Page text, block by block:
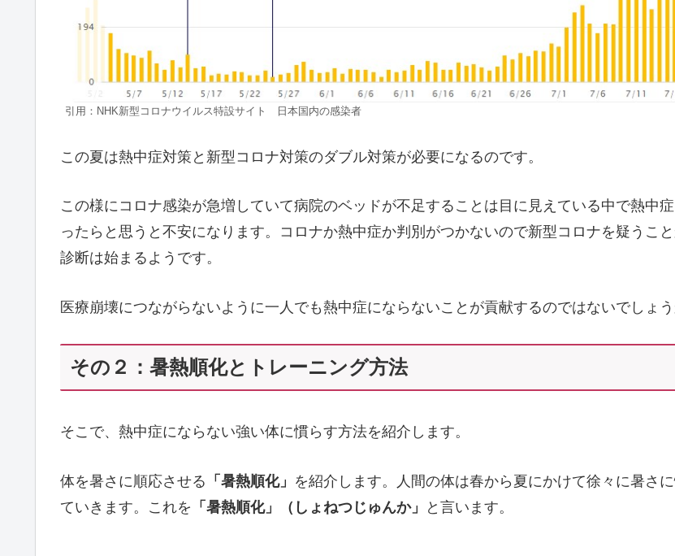
引用：NHK新型コロナウイルス特設サイト 日本国内の感染者
この夏は熱中症対策と新型コロナ対策のダブル対策が必要になるのです。
この様にコロナ感染が急増していて病院のベッドが不足することは目に見えている中で熱中
ったらと思うと不安になります。コロナか熱中症か判別がつかないので新型コロナを疑うこ
診断は始まるようです。
医療崩壊につながらないように一人でも熱中症にならないことが貢献するのではないでしょう
その２：暑熱順化とトレーニング方法
そこで、熱中症にならない強い体に慣らす方法を紹介します。
体を暑さに順応させる 「暑熱順化」 を紹介します。人間の体は春から夏にかけて徐々に暑さ
ていきます。これを 「暑熱順化」（しょねつじゅんか」 と言います。